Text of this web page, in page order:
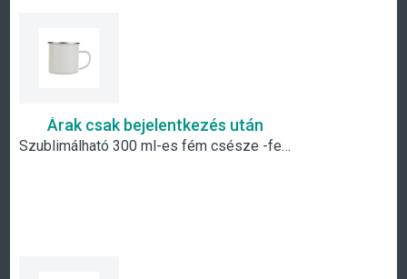
Árak csak bejelentkezés után
Szublimálható 300 ml-es fém csésze -fehér